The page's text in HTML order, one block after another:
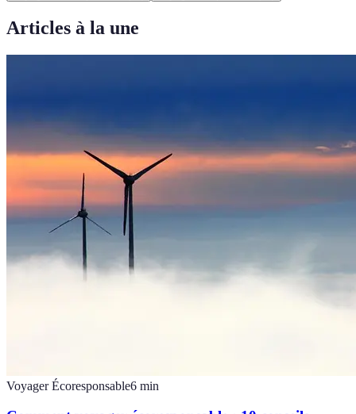
Articles à la une
Voyager Écoresponsable6 min